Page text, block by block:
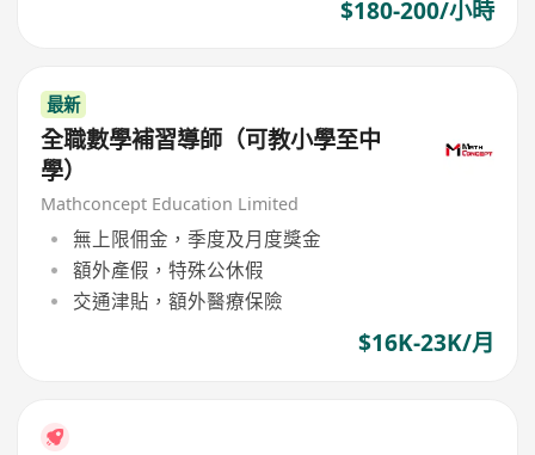
$180-200/小時
最新
全職數學補習導師（可教小學至中
學）
Mathconcept Education Limited
無上限佣金，季度及月度獎金
額外產假，特殊公休假
交通津貼，額外醫療保險
$16K-23K/月